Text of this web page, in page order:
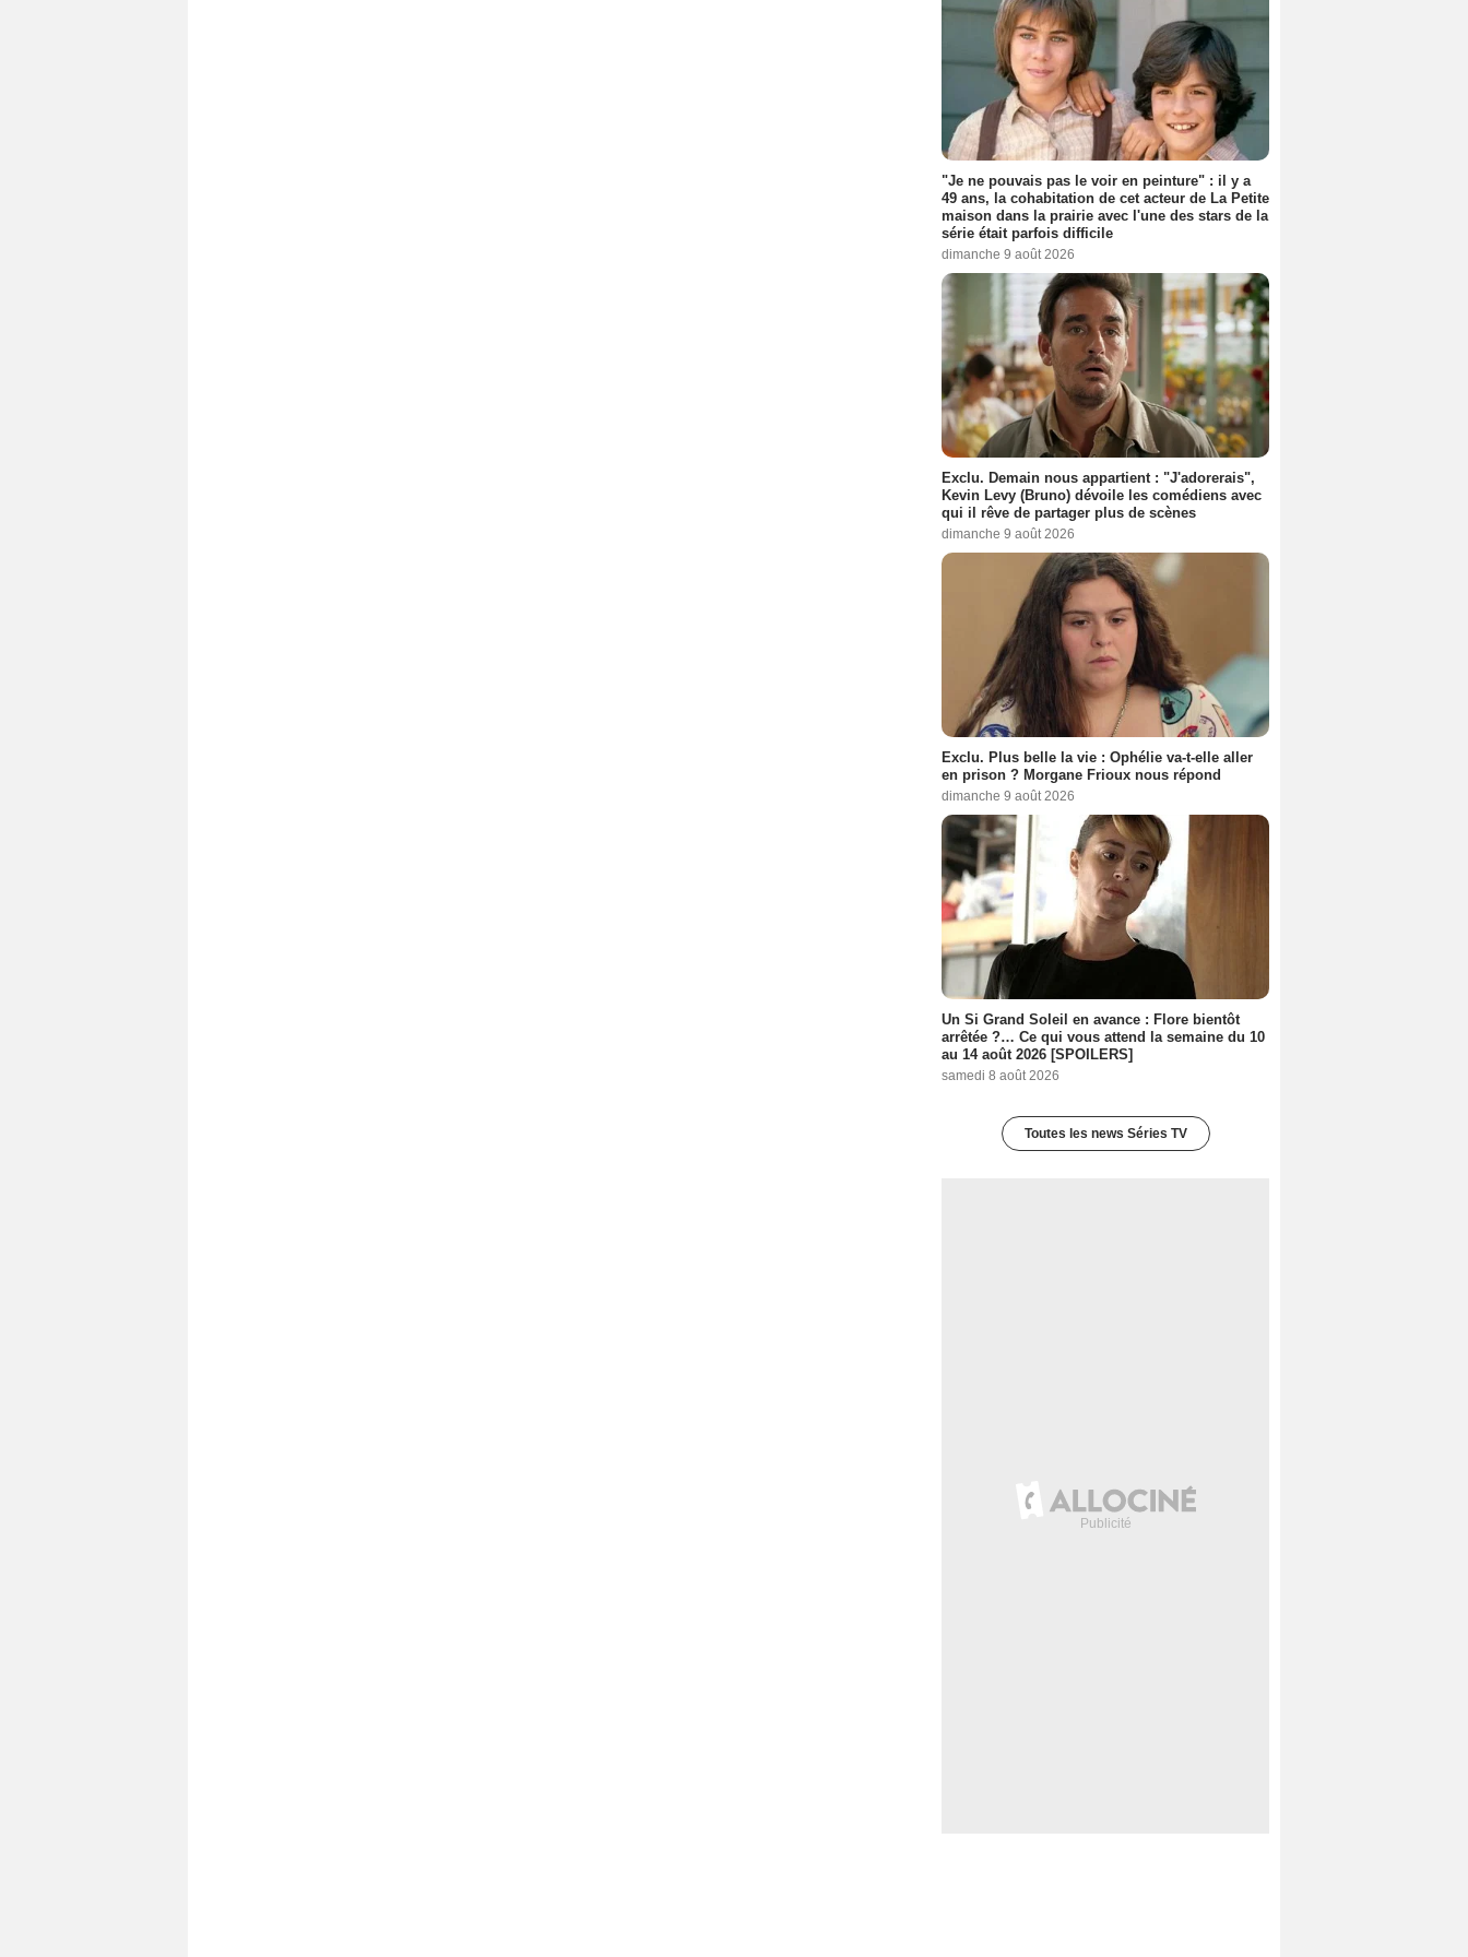
"Je ne pouvais pas le voir en peinture" : il y a
49 ans, la cohabitation de cet acteur de La Petite
maison dans la prairie avec l'une des stars de la
série était parfois difficile
dimanche 9 août 2026
Exclu. Demain nous appartient : "J'adorerais",
Kevin Levy (Bruno) dévoile les comédiens avec
qui il rêve de partager plus de scènes
dimanche 9 août 2026
Exclu. Plus belle la vie : Ophélie va-t-elle aller
en prison ? Morgane Frioux nous répond
dimanche 9 août 2026
Un Si Grand Soleil en avance : Flore bientôt
arrêtée ?… Ce qui vous attend la semaine du 10
au 14 août 2026 [SPOILERS]
samedi 8 août 2026
Toutes les news Séries TV